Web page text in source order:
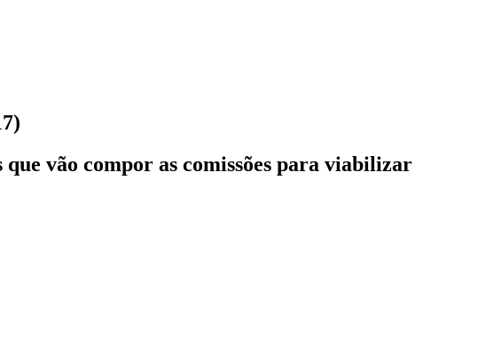
vão compor as comissões para viabilizar